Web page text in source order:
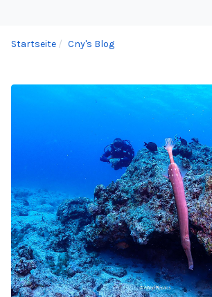
Startseite Cny's Blog